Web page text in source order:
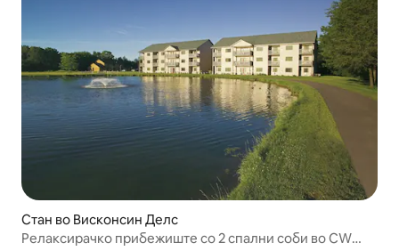
Стан во Висконсин Делс
Релаксирачко прибежиште со 2 спални соби во CW